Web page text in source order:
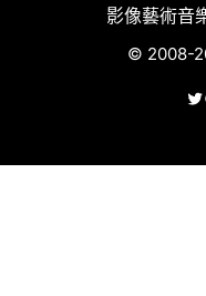
影像藝術音
© 2008-
X